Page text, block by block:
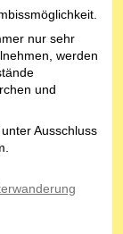
nur sehr
werden
und
Ausschluss